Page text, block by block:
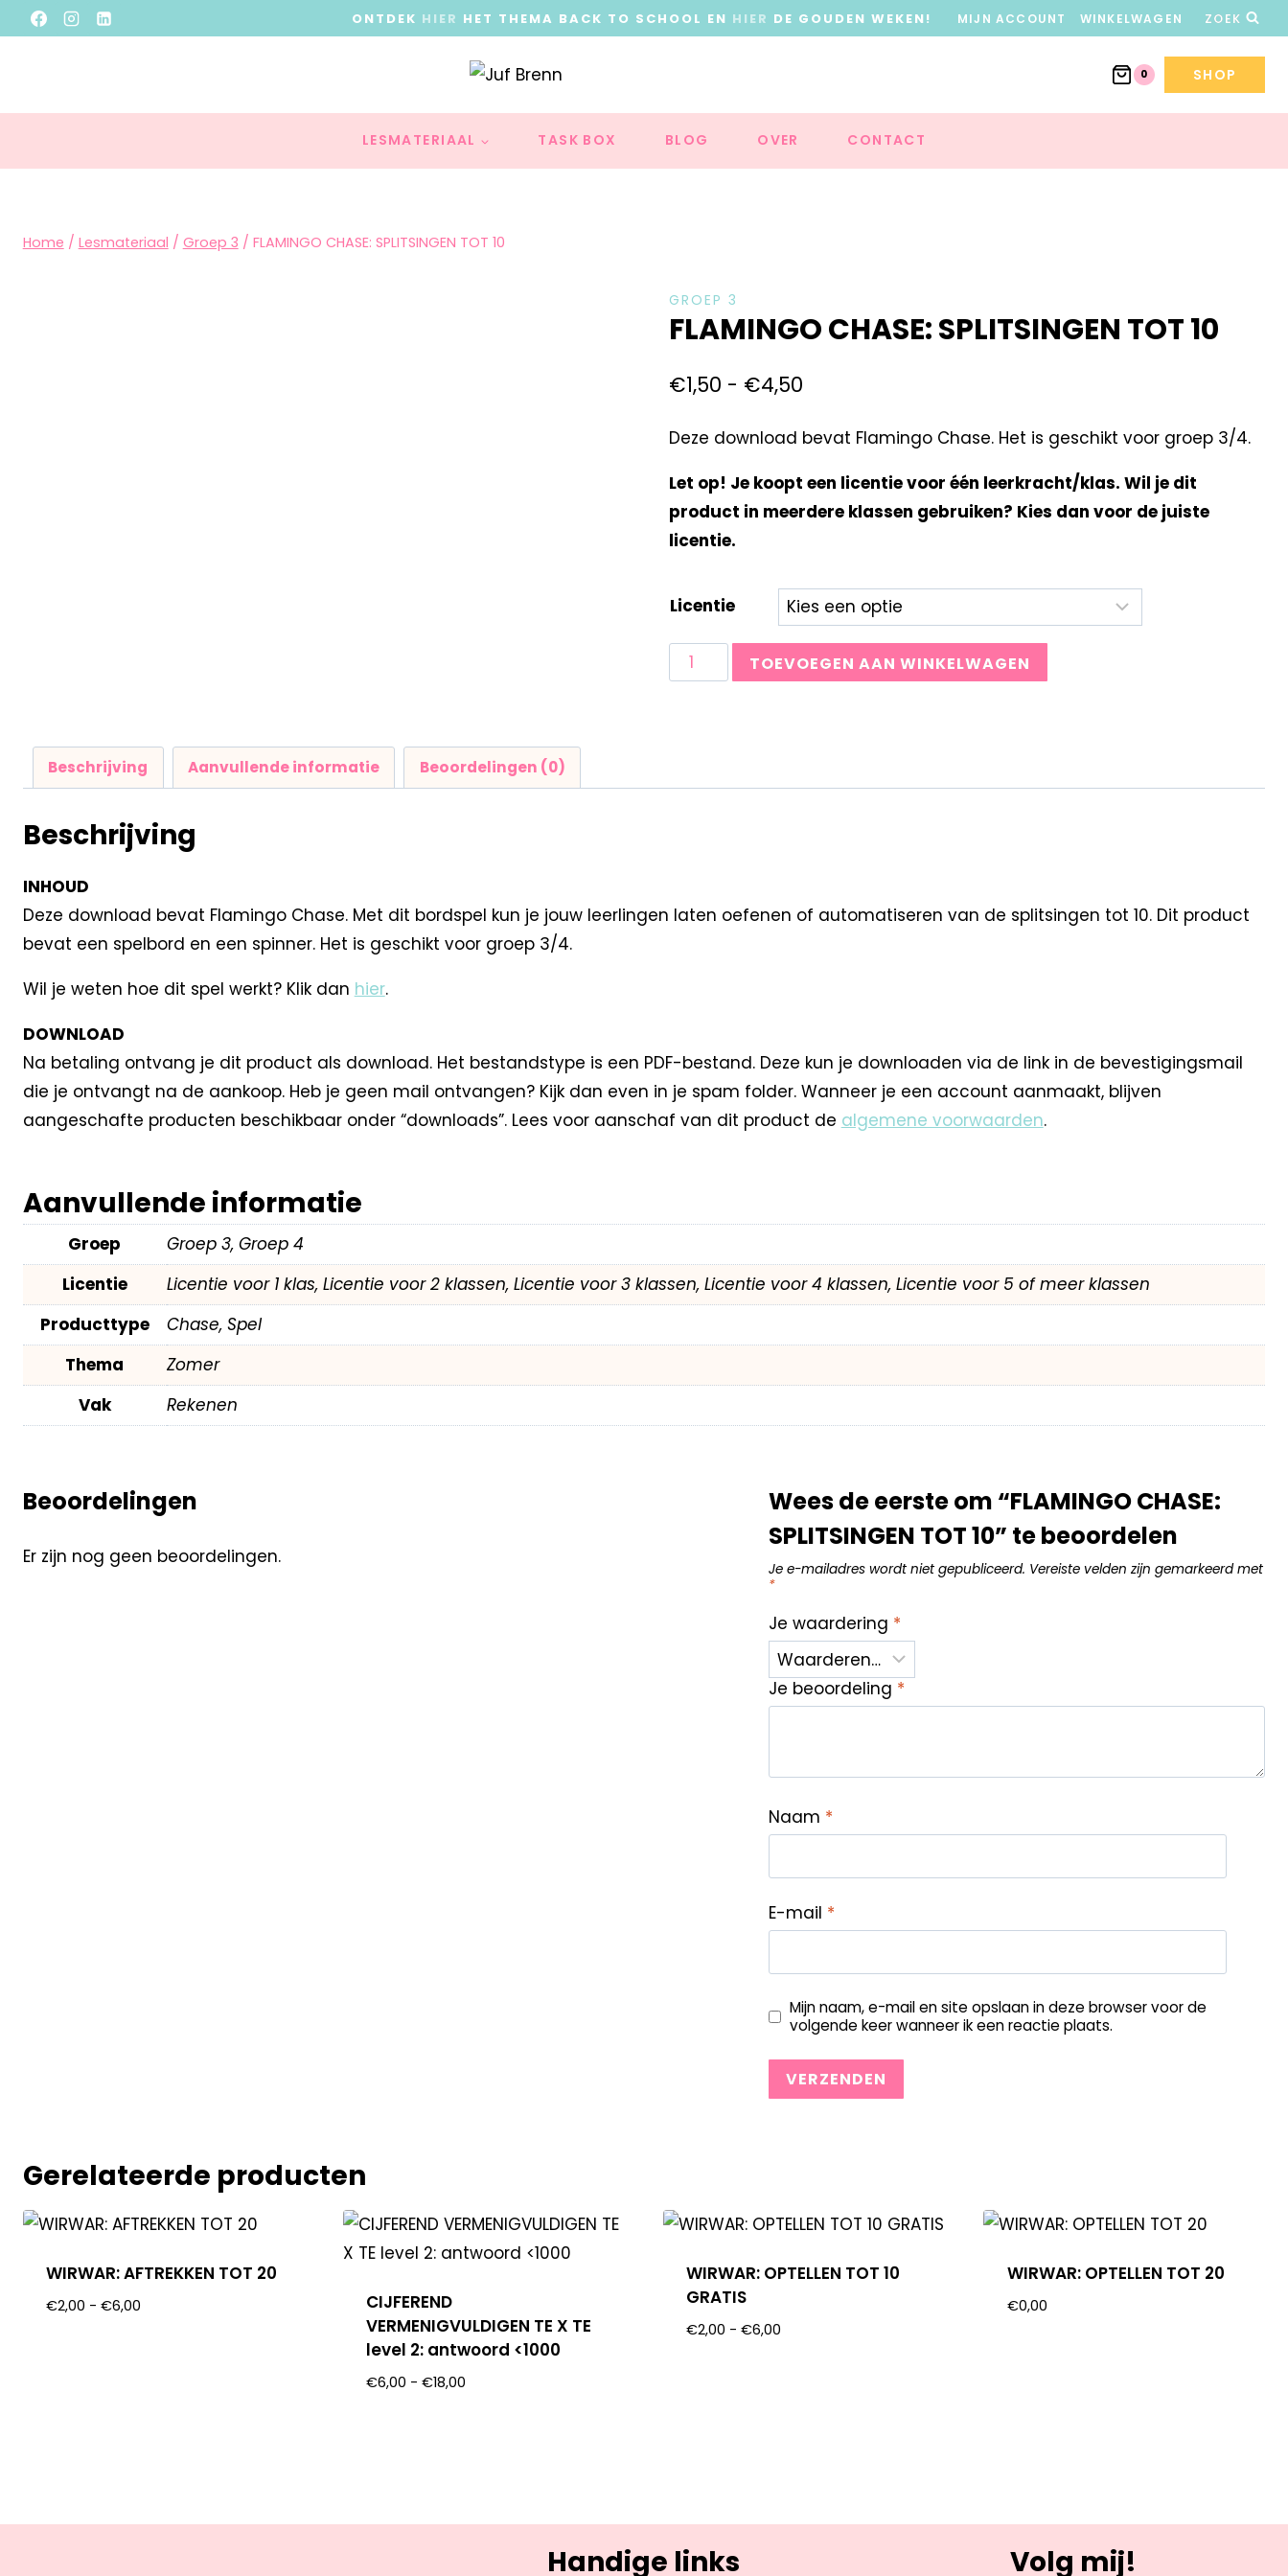
ONTDEK HIER HET THEMA BACK TO SCHOOL EN HIER DE GOUDEN WEKEN! MIJN ACCOUNT WINKELWAGEN ZOEK
0 SHOP
LESMATERIAAL TASK BOX BLOG OVER CONTACT
Home / Lesmateriaal / Groep 3 / FLAMINGO CHASE: SPLITSINGEN TOT 10
GROEP 3
FLAMINGO CHASE: SPLITSINGEN TOT 10
€1,50 - €4,50
Deze download bevat Flamingo Chase. Het is geschikt voor groep 3/4.
Let op! Je koopt een licentie voor één leerkracht/klas. Wil je dit
product in meerdere klassen gebruiken? Kies dan voor de juiste
licentie.
Licentie
TOEVOEGEN AAN WINKELWAGEN
Beschrijving Aanvullende informatie Beoordelingen (0)
Beschrijving
INHOUD
Deze download bevat Flamingo Chase. Met dit bordspel kun je jouw leerlingen laten oefenen of automatiseren van de splitsingen tot 10. Dit product
bevat een spelbord en een spinner. Het is geschikt voor groep 3/4.
Wil je weten hoe dit spel werkt? Klik dan hier.
DOWNLOAD
Na betaling ontvang je dit product als download. Het bestandstype is een PDF-bestand. Deze kun je downloaden via de link in de bevestigingsmail
die je ontvangt na de aankoop. Heb je geen mail ontvangen? Kijk dan even in je spam folder. Wanneer je een account aanmaakt, blijven
aangeschafte producten beschikbaar onder “downloads”. Lees voor aanschaf van dit product de algemene voorwaarden.
Aanvullende informatie
Groep
Groep 3, Groep 4
Licentie
Licentie voor 1 klas, Licentie voor 2 klassen, Licentie voor 3 klassen, Licentie voor 4 klassen, Licentie voor 5 of meer klassen
Producttype
Chase, Spel
Thema
Zomer
Vak
Rekenen
Beoordelingen
Er zijn nog geen beoordelingen.
Wees de eerste om “FLAMINGO CHASE:
SPLITSINGEN TOT 10” te beoordelen
Je e-mailadres wordt niet gepubliceerd. Vereiste velden zijn gemarkeerd met
*
Je waardering *
Je beoordeling *
Naam *
E-mail *
Mijn naam, e-mail en site opslaan in deze browser voor de
volgende keer wanneer ik een reactie plaats.
Gerelateerde producten
WIRWAR: AFTREKKEN TOT 20
€2,00 - €6,00
CIJFEREND
VERMENIGVULDIGEN TE X TE
level 2: antwoord <1000
€6,00 - €18,00
WIRWAR: OPTELLEN TOT 10
GRATIS
€2,00 - €6,00
WIRWAR: OPTELLEN TOT 20
€0,00
Handige links Volg mij!